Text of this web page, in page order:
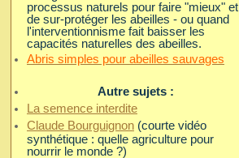
processus naturels pour faire "mieux" et
de sur-protéger les abeilles - ou quand
l'interventionnisme fait baisser les
capacités naturelles des abeilles.
Abris simples pour abeilles sauvages
Autre sujets :
La semence interdite
Claude Bourguignon(courte vidéo
synthétique : quelle agriculture pour
nourrir le monde ?)